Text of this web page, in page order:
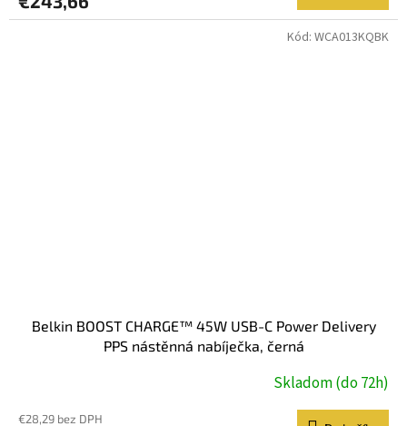
Belkin BOOST CHARGE™ 45W USB-C Power Delivery
PPS nástěnná nabíječka, černá
Skladom (do 72h)
€28,29 bez DPH
Kód: WCA013KQBK